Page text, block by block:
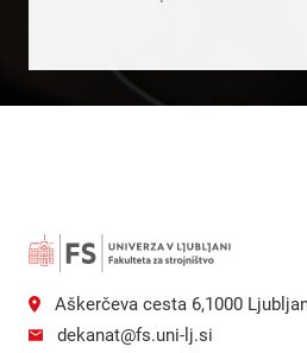
Aškerčeva cesta 6,1000
dekanat@fs.uni-lj.si